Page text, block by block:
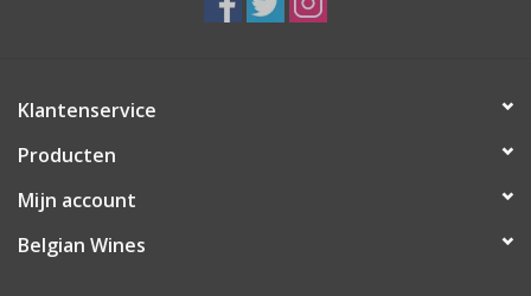
Klantenservice
Producten
Mijn account
Belgian Wines